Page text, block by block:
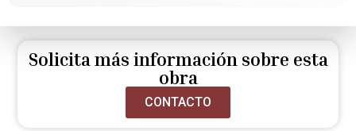
Solicita más información sobre esta
obra
CONTACTO